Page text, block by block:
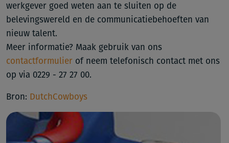
werkgever goed weten aan te sluiten op de
belevingswereld en de communicatiebehoeften van
nieuw talent.
Meer informatie? Maak gebruik van ons
contactformulier of neem telefonisch contact met ons
op via 0229 - 27 27 00.
Bron: DutchCowboys